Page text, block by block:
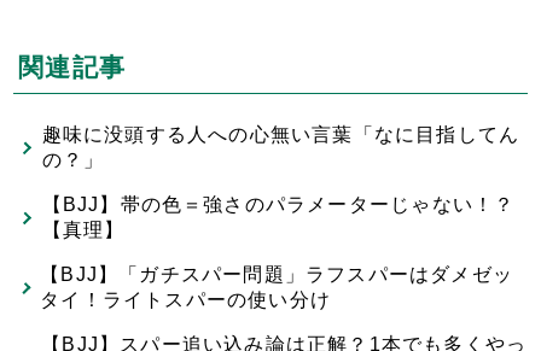
関連記事
趣味に没頭する人への心無い言葉「なに目指してん
の？」
【BJJ】帯の色＝強さのパラメーターじゃない！？
【真理】
【BJJ】「ガチスパー問題」ラフスパーはダメゼッ
タイ！ライトスパーの使い分け
【BJJ】スパー追い込み論は正解？1本でも多くやっ